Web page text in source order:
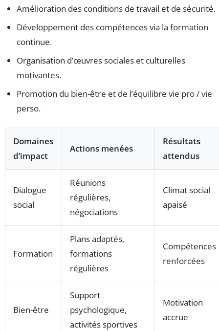
Amélioration des conditions de travail et de sécurité.
Développement des compétences via la formation
continue.
Organisation d’œuvres sociales et culturelles
motivantes.
Promotion du bien-être et de l’équilibre vie pro / vie
perso.
Domaines
d’impact
Actions menées
Résultats
attendus
Dialogue
social
Réunions
régulières,
négociations
Climat social
apaisé
Formation
Plans adaptés,
formations
régulières
Compétences
renforcées
Bien-être
Support
psychologique,
activités sportives
Motivation
accrue